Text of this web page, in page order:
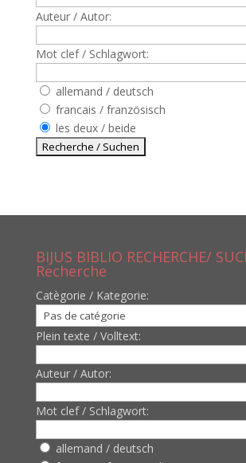
Auteur / Autor:
Mot clef / Schlagwort:
allemand / deutsch
francais / französisch
les deux / beide
BIJUS BIBLIO RECHERCHE/
Recherche
Catègorie / Kategorie:
Plein texte / Volltext:
Auteur / Autor:
Mot clef / Schlagwort:
allemand / deutsch